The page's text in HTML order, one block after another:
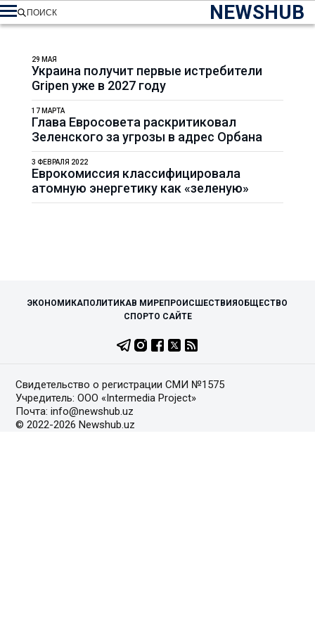
NEWSHUB
ПОИСК
Украина получит первые истребители
Gripen уже в 2027 году
29 МАЯ
Глава Евросовета раскритиковал
Зеленского за угрозы в адрес Орбана
17 МАРТА
Еврокомиссия классифицировала
атомную энергетику как «зеленую»
3 ФЕВРАЛЯ 2022
ЭКОНОМИКАПОЛИТИКАВ МИРЕПРОИСШЕСТВИЯ ОБЩЕСТВО
СПОРТО САЙТЕ
Свидетельство о регистрации СМИ №1575
Учредитель: ООО «Intermedia Project»
Почта: info@newshub.uz
© 2022-2026 Newshub.uz